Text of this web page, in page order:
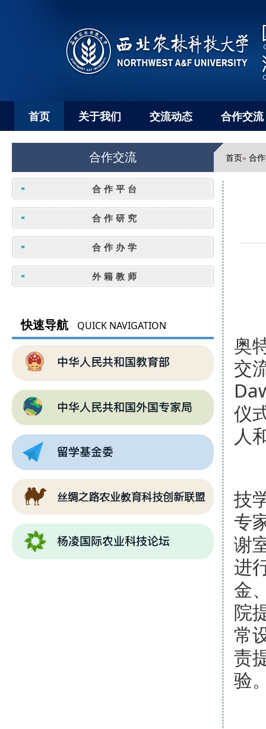
首页 关于我们 交流动态 合作交流
合作交流 首页» 合
合作平台
合作研究
合作办学
外籍教师
快速导航 QUICK NAVIGATION
奥
交
仪
人
技
专
谢
进
金
院
常
责
验